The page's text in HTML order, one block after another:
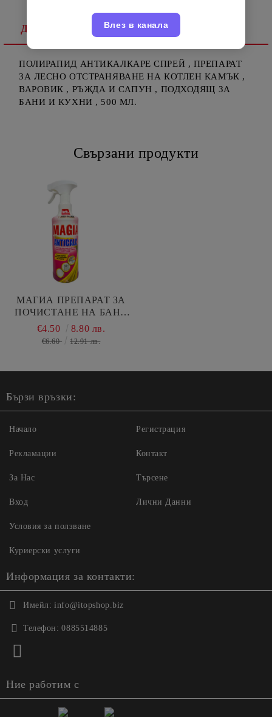
Детайлно описание
ПОЛИРАПИД АНТИКАЛКАРЕ СПРЕЙ , ПРЕПАРАТ
ЗА ЛЕСНО ОТСТРАНЯВАНЕ НА КОТЛЕН КАМЪК ,
ВАРОВИК , РЪЖДА И САПУН , ПОДХОДЯЩ ЗА
БАНИ И КУХНИ , 500 МЛ.
Свързани продукти
МАГИА ПРЕПАРАТ ЗА
ПОЧИСТАНЕ НА БАНЯ
АНТИКАЛК 1000 МЛ
€4.50 8.80 лв.
€6.60 12.91 лв.
Бързи връзки:
Начало
Рекламации
За Нас
Вход
Регистрация
Контакт
Търсене
Лични Данни
Условия за ползване
Куриерски услуги
Информация за контакти:
Имейл: info@itopshop.biz
Телефон: 0885514885
Ние работим с
Влез в канала